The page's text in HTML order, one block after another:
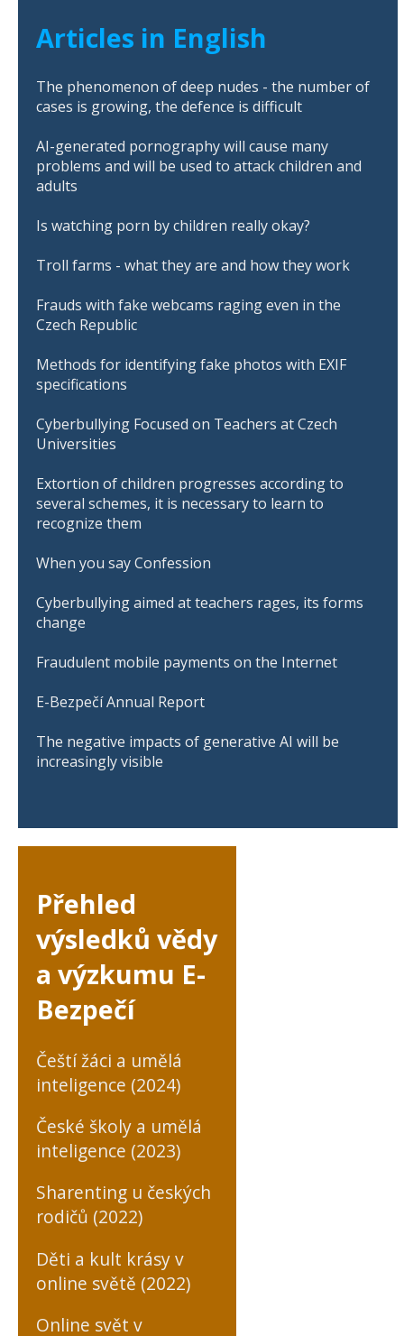
Articles in English
The phenomenon of deep nudes - the number of
cases is growing, the defence is difficult
AI-generated pornography will cause many
problems and will be used to attack children and
adults
Is watching porn by children really okay?
Troll farms - what they are and how they work
Frauds with fake webcams raging even in the
Czech Republic
Methods for identifying fake photos with EXIF
specifications
Cyberbullying Focused on Teachers at Czech
Universities
Extortion of children progresses according to
several schemes, it is necessary to learn to
recognize them
When you say Confession
Cyberbullying aimed at teachers rages, its forms
change
Fraudulent mobile payments on the Internet
E-Bezpečí Annual Report
The negative impacts of generative AI will be
increasingly visible
Přehled
výsledků vědy
a výzkumu E-
Bezpečí
Čeští žáci a umělá
inteligence (2024)
České školy a umělá
inteligence (2023)
Sharenting u českých
rodičů (2022)
Děti a kult krásy v
online světě (2022)
Online svět v